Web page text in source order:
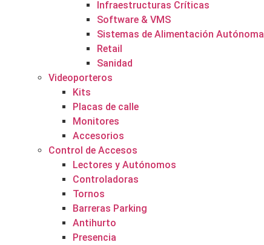
Infraestructuras Críticas
Software & VMS
Sistemas de Alimentación Autónoma
Retail
Sanidad
Videoporteros
Kits
Placas de calle
Monitores
Accesorios
Control de Accesos
Lectores y Autónomos
Controladoras
Tornos
Barreras Parking
Antihurto
Presencia